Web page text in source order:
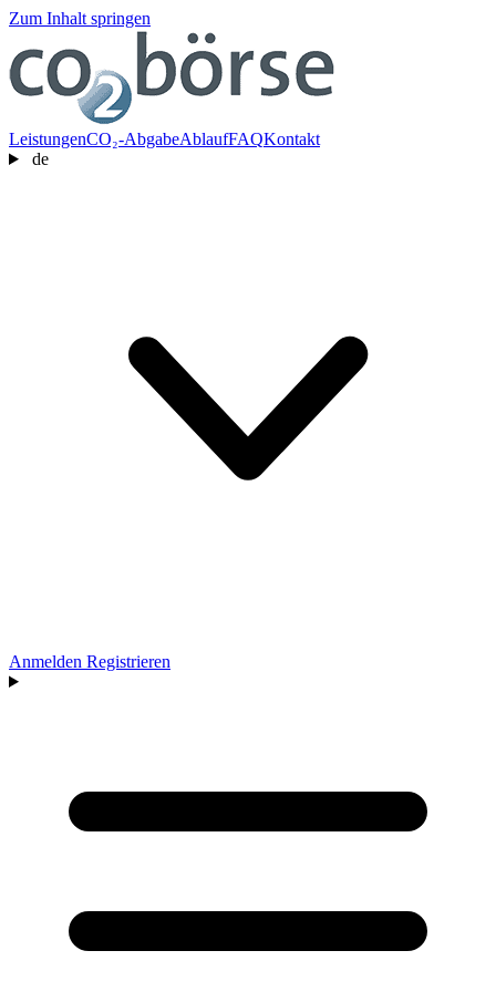
Zum Inhalt springen
LeistungenCO₂-AbgabeAblaufFAQKontakt
de
Anmelden Registrieren